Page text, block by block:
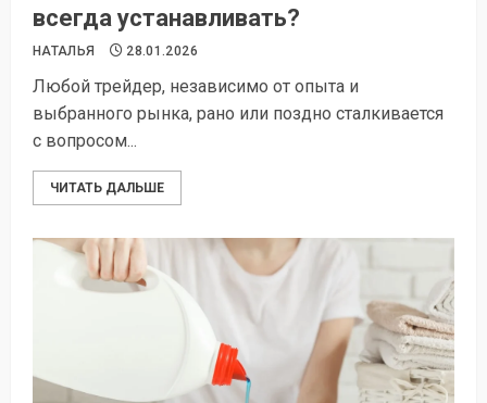
всегда устанавливать?
НАТАЛЬЯ 28.01.2026
Любой трейдер, независимо от опыта и
выбранного рынка, рано или поздно сталкивается
с вопросом...
ЧИТАТЬ ДАЛЬШЕ